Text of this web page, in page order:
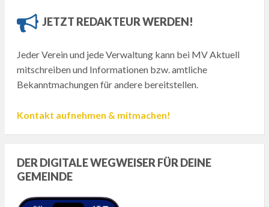
JETZT REDAKTEUR WERDEN!
Jeder Verein und jede Verwaltung kann bei MV Aktuell
mitschreiben und Informationen bzw. amtliche
Bekanntmachungen für andere bereitstellen.
Kontakt aufnehmen & mitmachen!
DER DIGITALE WEGWEISER FÜR DEINE
GEMEINDE